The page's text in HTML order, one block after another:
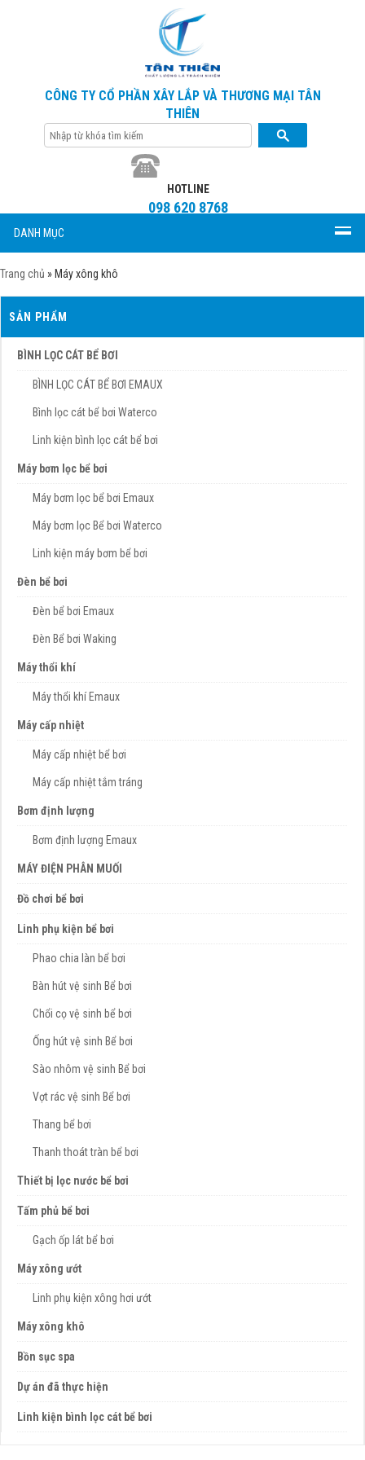
CÔNG TY CỔ PHẦN XÂY LẮP VÀ THƯƠNG MẠI TÂN
THIÊN
HOTLINE
098 620 8768
DANH MỤC
Trang chủ » Máy xông khô
SẢN PHẨM
BÌNH LỌC CÁT BỂ BƠI
BÌNH LỌC CÁT BỂ BƠI EMAUX
Bình lọc cát bể bơi Waterco
Linh kiện bình lọc cát bể bơi
Máy bơm lọc bể bơi
Máy bơm lọc bể bơi Emaux
Máy bơm lọc Bể bơi Waterco
Linh kiện máy bơm bể bơi
Đèn bể bơi
Đèn bể bơi Emaux
Đèn Bể bơi Waking
Máy thổi khí
Máy thổi khí Emaux
Máy cấp nhiệt
Máy cấp nhiệt bể bơi
Máy cấp nhiệt tắm tráng
Bơm định lượng
Bơm định lượng Emaux
MÁY ĐIỆN PHÂN MUỐI
Đồ chơi bể bơi
Linh phụ kiện bể bơi
Phao chia làn bể bơi
Bàn hút vệ sinh Bể bơi
Chổi cọ vệ sinh bể bơi
Ống hút vệ sinh Bể bơi
Sào nhôm vệ sinh Bể bơi
Vợt rác vệ sinh Bể bơi
Thang bể bơi
Thanh thoát tràn bể bơi
Thiết bị lọc nước bể bơi
Tấm phủ bể bơi
Gạch ốp lát bể bơi
Máy xông ướt
Linh phụ kiện xông hơi ướt
Máy xông khô
Bồn sục spa
Dự án đã thực hiện
Linh kiện bình lọc cát bể bơi